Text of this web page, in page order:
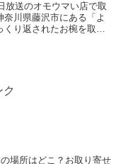
放送のオモウマい店で取
奈川県藤沢市にある「よ
くり返されたお椀を取る
ましたよ。
場所はどこ？お取り寄せ